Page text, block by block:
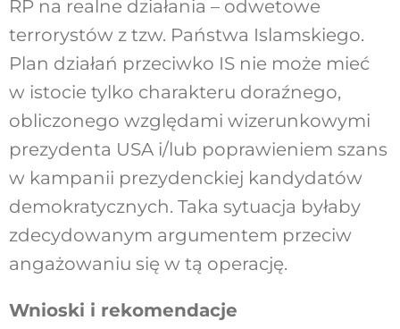
RP na realne działania – odwetowe
terrorystów z tzw. Państwa Islamskiego.
Plan działań przeciwko IS nie może mieć
w istocie tylko charakteru doraźnego,
obliczonego względami wizerunkowymi
prezydenta USA i/lub poprawieniem szans
w kampanii prezydenckiej kandydatów
demokratycznych. Taka sytuacja byłaby
zdecydowanym argumentem przeciw
angażowaniu się w tą operację.
Wnioski i rekomendacje